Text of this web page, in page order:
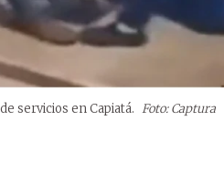
servicios en Capiatá. Foto: Captura